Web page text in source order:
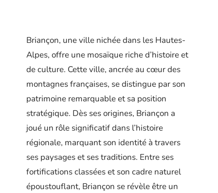
Briançon, une ville nichée dans les Hautes-
Alpes, offre une mosaïque riche d’histoire et
de culture. Cette ville, ancrée au cœur des
montagnes françaises, se distingue par son
patrimoine remarquable et sa position
stratégique. Dès ses origines, Briançon a
joué un rôle significatif dans l’histoire
régionale, marquant son identité à travers
ses paysages et ses traditions. Entre ses
fortifications classées et son cadre naturel
époustouflant, Briançon se révèle être un